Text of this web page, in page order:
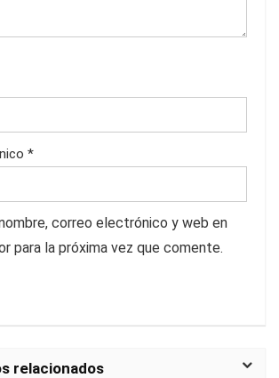
*
correo electrónico y web en
para la próxima vez que comente.
relacionados